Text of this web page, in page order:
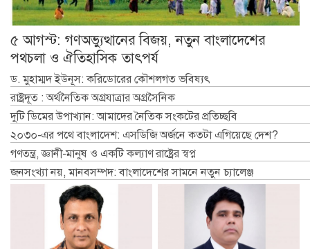
৫ আগস্ট: গণঅভ্যুত্থানের বিজয়, নতুন বাংলাদেশের
পথচলা ও ঐতিহাসিক তাৎপর্য
ড. মুহাম্মদ ইউনূস: করিডোরের কৌশলগত ভবিষ্যৎ
রাষ্ট্রদূত : অর্থনৈতিক অগ্রযাত্রার অগ্রসৈনিক
দুটি ডিমের উপাখ্যান: আমাদের নৈতিক সংকটের প্রতিচ্ছবি
২০৩০-এর পথে বাংলাদেশ: এসডিজি অর্জনে কতটা এগিয়েছে দেশ?
গণতন্ত্র, জ্ঞানী-মানুষ ও একটি কল্যাণ রাষ্ট্রের স্বপ্ন
জনসংখ্যা নয়, মানবসম্পদ: বাংলাদেশের সামনে নতুন চ্যালেঞ্জ